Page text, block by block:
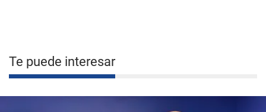
Te puede interesar